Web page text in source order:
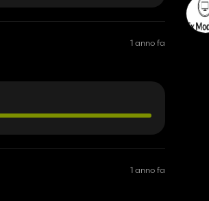
1 anno fa
1 anno fa